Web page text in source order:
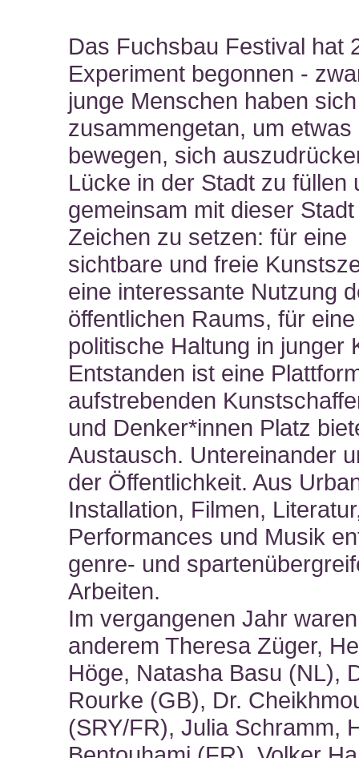
Das Fuchsbau Festival hat
Experiment begonnen -
junge Menschen haben sich
zusammengetan, um etwas
bewegen, sich
Lücke in der Stadt zu füllen
gemeinsam mit dieser
Zeichen zu setzen: für eine
sichtbare und freie
eine interessante Nutzung
öffentlichen Raums, für eine
politische Haltung in junger
Entstanden ist eine
aufstrebenden
und Denker*innen Platz
Austausch. Untereinander
der Öffentlichkeit. Aus
Installation, Filmen,
Performances und Musik
genre- und
Arbeiten.
Im vergangenen Jahr
anderem Theresa Züger,
Höge, Natasha Basu (NL),
Rourke (GB), Dr.
(SRY/FR), Julia Schramm,